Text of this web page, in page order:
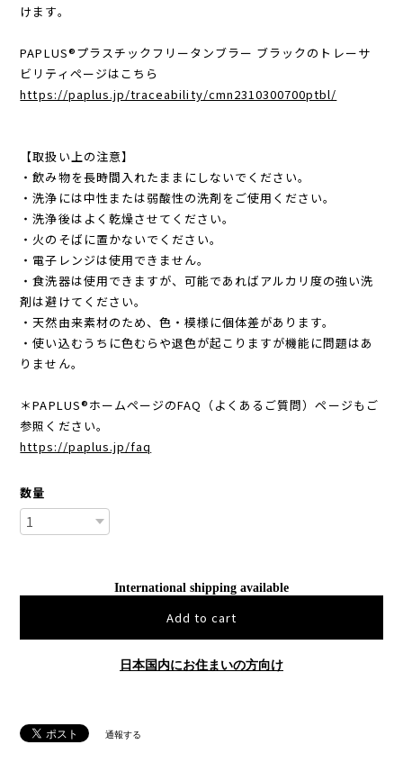
けます。
PAPLUS®プラスチックフリータンブラー ブラックのトレーサ
ビリティページはこちら
https://paplus.jp/traceability/cmn2310300700ptbl/
【取扱い上の注意】
・飲み物を長時間入れたままにしないでください。
・洗浄には中性または弱酸性の洗剤をご使用ください。
・洗浄後はよく乾燥させてください。
・火のそばに置かないでください。
・電子レンジは使用できません。
・食洗器は使用できますが、可能であればアルカリ度の強い洗
剤は避けてください。
・天然由来素材のため、色・模様に個体差があります。
・使い込むうちに色むらや退色が起こりますが機能に問題はあ
りません。
＊PAPLUS®ホームページのFAQ（よくあるご質問）ページもご
参照ください。
https://paplus.jp/faq
数量
International shipping available
Add to cart
日本国内にお住まいの方向け
通報する